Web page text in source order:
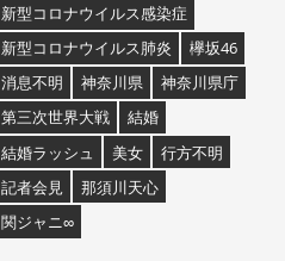
新型コロナウイルス感染症
新型コロナウイルス肺炎
欅坂46
消息不明
神奈川県
神奈川県庁
第三次世界大戦
結婚
結婚ラッシュ
美女
行方不明
記者会見
那須川天心
関ジャニ∞